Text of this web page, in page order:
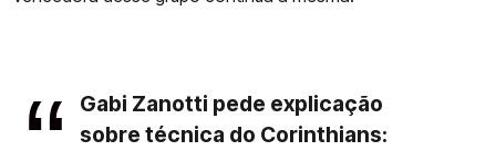
Gabi Zanotti pede explicação
sobre técnica do Corinthians: